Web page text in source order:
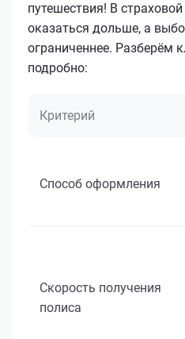
путешествия! В
оказаться дольше, а
ограниченнее. Разберём
подробно:
Критерий
Способ оформления
Скорость получения
полиса